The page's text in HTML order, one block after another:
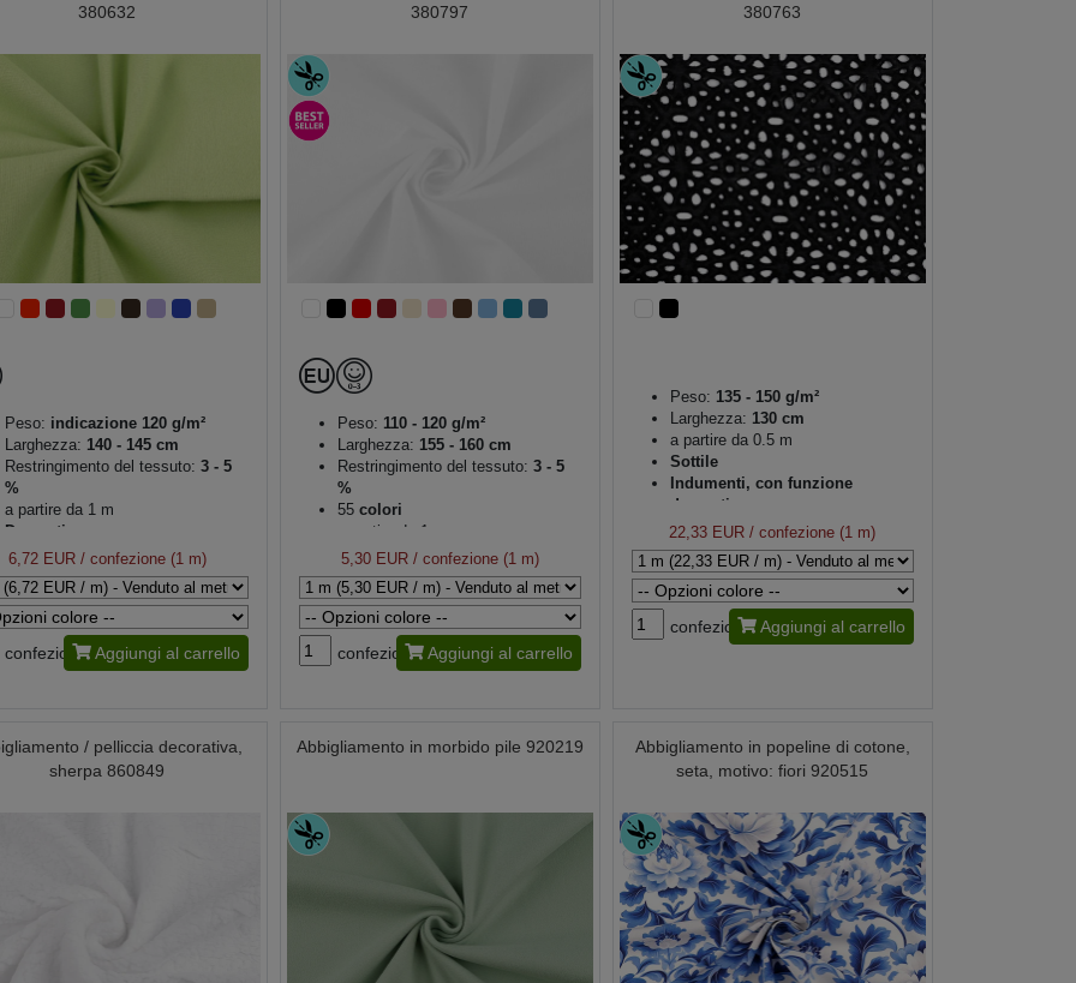
380632
Peso: indicazione 120 g/m²
Larghezza: 140 - 145 cm
Restringimento del tessuto: 3 - 5
%
a partire da 1 m
Decorativo
6,72 EUR/ confezione (1 m)
confezione Aggiungi al carrello
380797
Peso: 110 - 120 g/m²
Larghezza: 155 - 160 cm
Restringimento del tessuto: 3 - 5
%
55colori
a partire da 1 m
5,30 EUR/ confezione (1 m)
confezione Aggiungi al carrello
380763
Peso: 135 - 150 g/m²
Larghezza: 130 cm
a partire da 0.5 m
Sottile
Indumenti, con funzione
decorativa
22,33 EUR / confezione (1 m)
confezione Aggiungi al carrello
/ pelliccia decorativa,
sherpa 860849
Abbigliamento in morbido pile 920219
Abbigliamento in popeline di cotone,
seta, motivo: fiori 920515